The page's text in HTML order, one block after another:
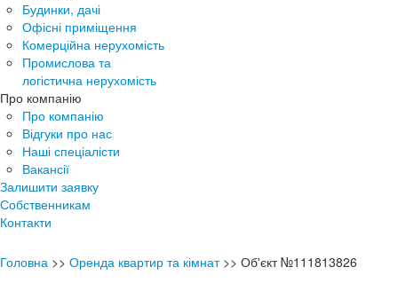
Будинки, дачі
Офісні приміщення
Комерційна нерухомість
Промислова та
логістична нерухомість
Про компанію
Про компанію
Відгуки про нас
Наші спеціалісти
Вакансії
Залишити заявку
Собственникам
Контакти
Головна >> Оренда квартир та кімнат>> Об'єкт №111813826